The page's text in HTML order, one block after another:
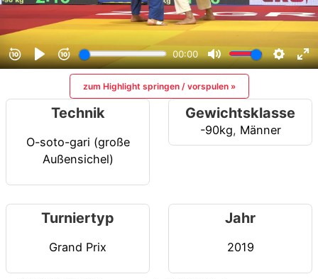
zum Highlight springen / vorspulen »
Technik
O-soto-gari (große
Außensichel)
Gewichtsklasse
-90kg, Männer
Turniertyp
Grand Prix
Jahr
2019